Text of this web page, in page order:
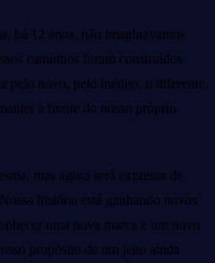
há 12 anos, não imaginávamos
caminhos foram construídos
pelo novo, pelo inédito, o diferente.
à frente do nosso próprio
mas agora será expressa de
história está ganhando novos
uma nova marca e um novo
propósito de um jeito ainda